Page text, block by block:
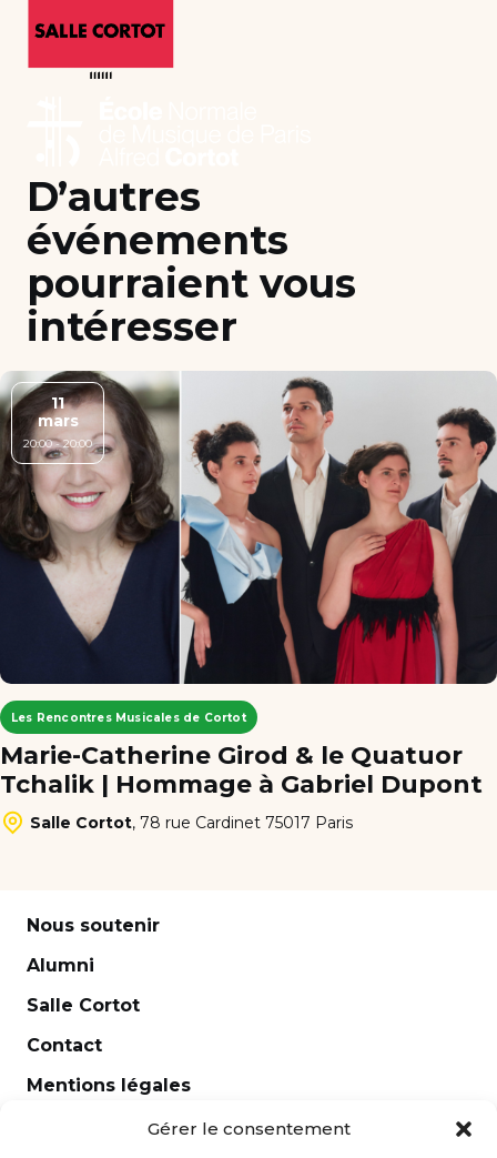
Gérer le consentement
D’autres
événements
pourraient vous
intéresser
11
mars
20:00 - 20:00
Les Rencontres Musicales de Cortot
Marie-Catherine Girod & le Quatuor
Tchalik | Hommage à Gabriel Dupont
Salle Cortot, 78 rue Cardinet 75017 Paris
Nous soutenir
Alumni
Salle Cortot
Contact
Mentions légales